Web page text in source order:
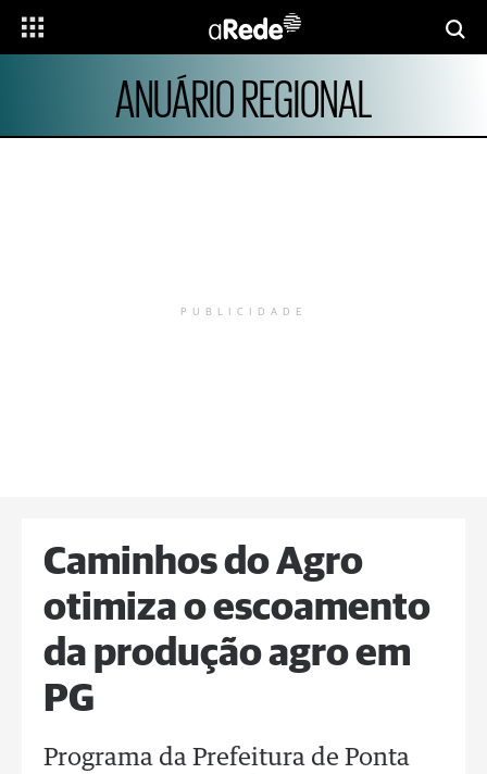
ANUÁRIO REGIONAL
PUBLICIDADE
Caminhos do Agro
otimiza o escoamento
da produção agro em
PG
Programa da Prefeitura de Ponta